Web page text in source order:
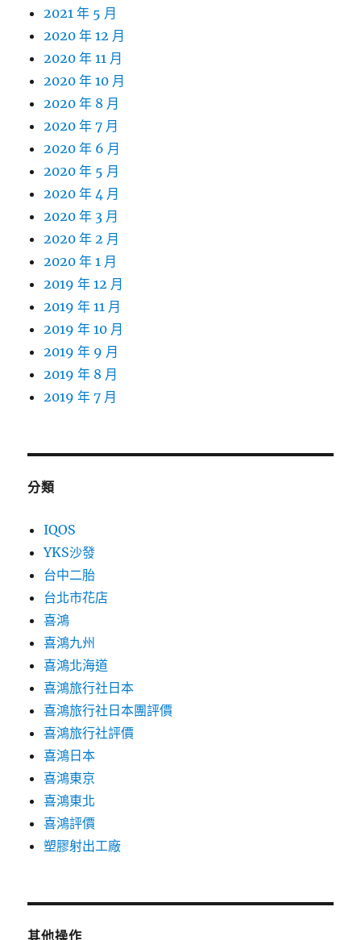
2021 年 5 月
2020 年 12 月
2020 年 11 月
2020 年 10 月
2020 年 8 月
2020 年 7 月
2020 年 6 月
2020 年 5 月
2020 年 4 月
2020 年 3 月
2020 年 2 月
2020 年 1 月
2019 年 12 月
2019 年 11 月
2019 年 10 月
2019 年 9 月
2019 年 8 月
2019 年 7 月
分類
IQOS
YKS沙發
台中二胎
台北市花店
喜鴻
喜鴻九州
喜鴻北海道
喜鴻旅行社日本
喜鴻旅行社日本團評價
喜鴻旅行社評價
喜鴻日本
喜鴻東京
喜鴻東北
喜鴻評價
塑膠射出工廠
其他操作